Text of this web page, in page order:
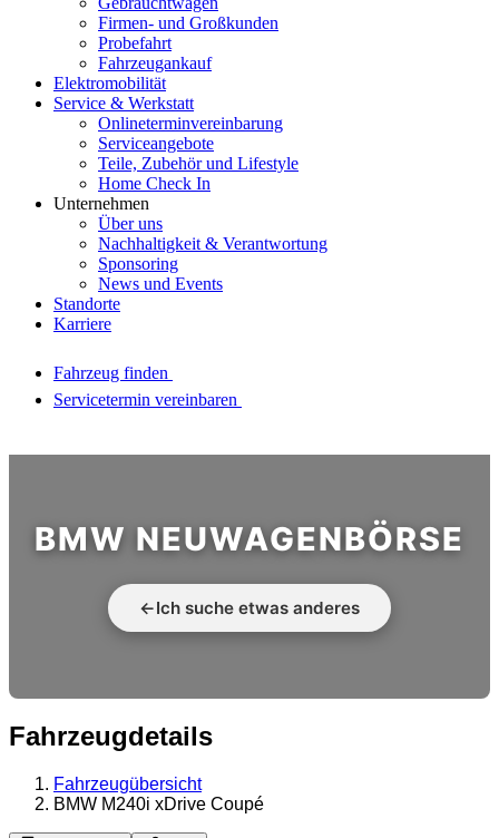
Firmen- und Großkunden
Probefahrt
Fahrzeugankauf
Elektromobilität
Service & Werkstatt
Onlineterminvereinbarung
Serviceangebote
Teile, Zubehör und Lifestyle
Home Check In
Unternehmen
Über uns
Nachhaltigkeit & Verantwortung
Sponsoring
News und Events
Standorte
Karriere
Fahrzeug finden
Servicetermin vereinbaren
BMW NEUWAGENBÖRSE
←Ich suche etwas anderes
Fahrzeugdetails
Fahrzeugübersicht
BMW M240i xDrive Coupé